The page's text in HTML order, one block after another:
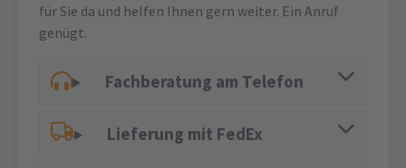
für Sie da und helfen Ihnen gern weiter. Ein Anruf
genügt.
Fachberatung am Telefon
Lieferung mit FedEx